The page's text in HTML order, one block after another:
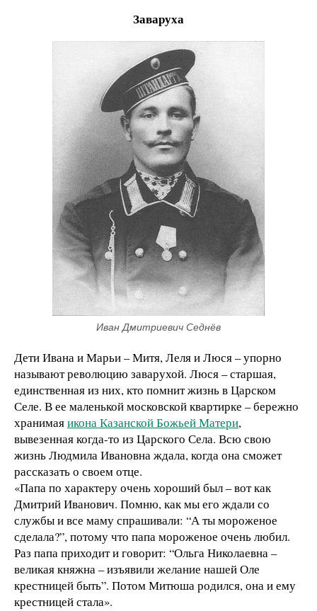
Заваруха
Иван Дмитриевич Седнёв
Дети Ивана и Марьи – Митя, Леля и Люся – упорно
называют революцию заварухой. Люся – старшая,
единственная из них, кто помнит жизнь в Царском
Селе. В ее маленькой московской квартирке – бережно
хранимаяикона Казанской Божьей Матери,
вывезенная когда-то из Царского Села. Всю свою
жизнь Людмила Ивановна ждала, когда она сможет
рассказать о своем отце.
«Папа по характеру очень хороший был – вот как
Дмитрий Иванович. Помню, как мы его ждали со
службы и все маму спрашивали: “А ты мороженое
сделала?”, потому что папа мороженое очень любил.
Раз папа приходит и говорит: “Ольга Николаевна –
великая княжна – изъявили желание нашей Оле
крестницей быть”. Потом Митюша родился, она и ему
крестницей стала».